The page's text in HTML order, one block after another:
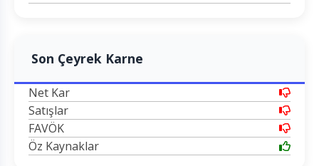
Son Çeyrek Karne
Net Kar
Satışlar
FAVÖK
Öz Kaynaklar